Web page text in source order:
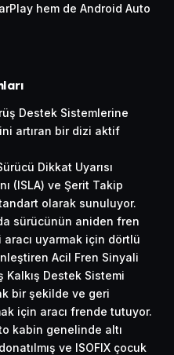
hem de Android Auto
Destek Sistemlerine
artıran bir dizi aktif
Dikkat Uyarısı
(ISLA) ve Şerit Takip
olarak sunuluyor.
sürücünün aniden fren
uyarmak için dörtlü
Acil Fren Sinyali
Kalkış Destek Sistemi
bir şekilde ve geri
için aracı frende tutuyor.
kabin genelinde altı
ve ISOFIX çocuk